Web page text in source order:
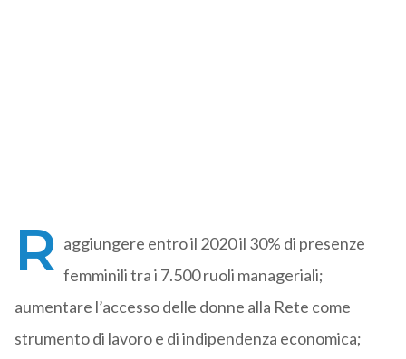
R aggiungere entro il 2020 il 30% di presenze
femminili tra i 7.500 ruoli manageriali;
aumentare l’accesso delle donne alla Rete come
strumento di lavoro e di indipendenza economica;